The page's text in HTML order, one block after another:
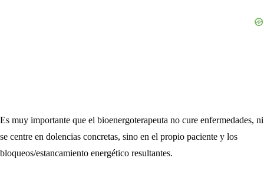
Es muy importante que el bioenergoterapeuta no cure enfermedades, ni
se centre en dolencias concretas, sino en el propio paciente y los
bloqueos/estancamiento energético resultantes.